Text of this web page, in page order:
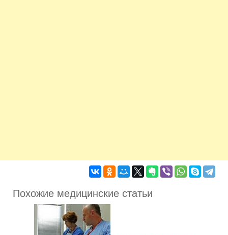
Похожие медицинские статьи